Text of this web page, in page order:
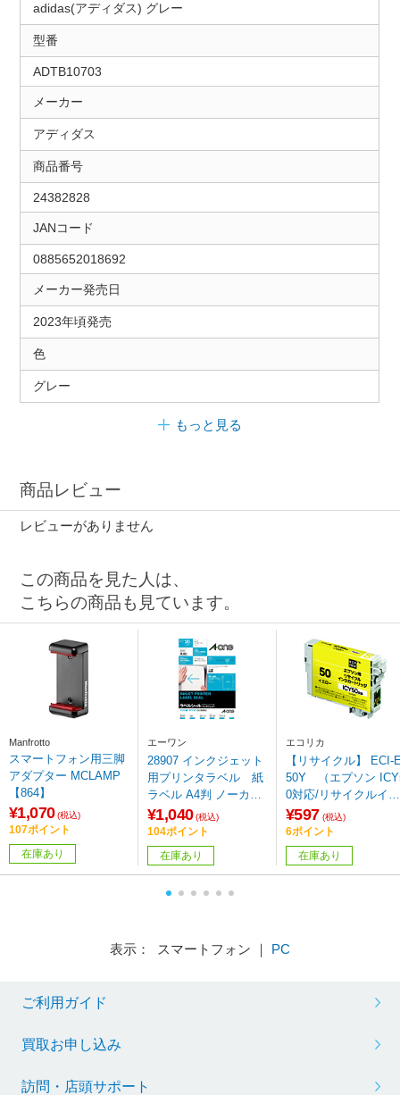
adidas(アディダス) グレー
型番
ADTB10703
メーカー
アディダス
商品番号
24382828
JANコード
0885652018692
メーカー発売日
2023年頃発売
色
グレー
もっと見る
商品レビュー
レビューがありません
この商品を見た人は、
こちらの商品も見ています。
Manfrotto
スマートフォン用三脚
アダプター MCLAMP
【864】
¥1,070 (税込)
107ポイント
在庫あり
エーワン
28907 インクジェット
用プリンタラベル 紙
ラベル A4判 ノーカッ
ト
¥1,040 (税込)
104ポイント
在庫あり
エコリカ
【リサイクル】 ECI-
50Y （エプソン
0対応/リサイクルイン
クカートリッジ/イエ
ー）
¥597 (税込)
6ポイント
在庫あり
表示： スマートフォン ｜ PC
ご利用ガイド
買取お申し込み
訪問・店頭サポート